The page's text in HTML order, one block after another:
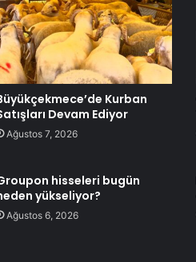
Kurban
Devam Ediyor
Ağustos 7, 2026
hisseleri bugün
yükseliyor?
Ağustos 6, 2026